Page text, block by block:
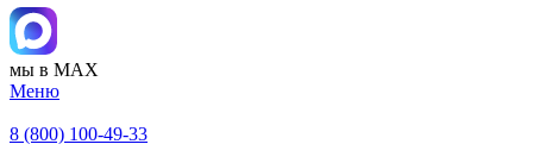
мы в MAX
Меню
8 (800) 100-49-33